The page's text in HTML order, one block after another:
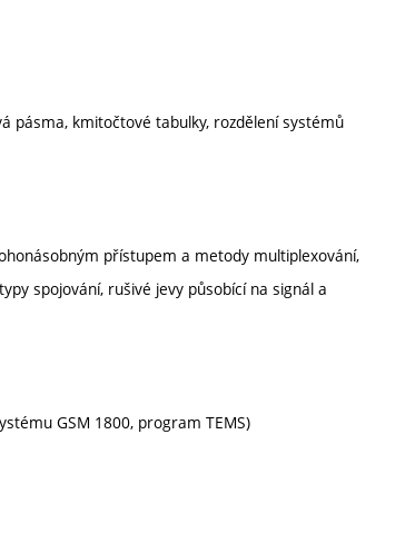
pásma, kmitočtové tabulky, rozdělení systémů
přístupem a metody multiplexování,
spojování, rušivé jevy působící na signál a
GSM 1800, program TEMS)